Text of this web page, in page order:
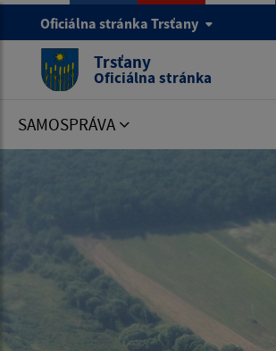
Oficiálna stránka Trsťany
Trsťany
Oficiálna stránka
SAMOSPRÁVA